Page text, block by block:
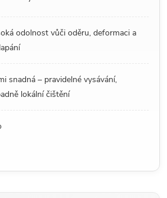
odolnost vůči oděru, deformaci a
snadná – pravidelné vysávání,
lokální čištění